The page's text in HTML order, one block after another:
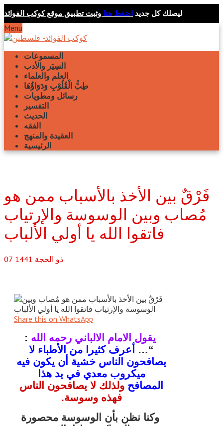
ليصلك كل جديد اضغط هنا وثبت تطبيق موقع كوكب الفوائد
Menu
المسموعات
السِيَر والأدب
العلم والعلماء
طِبُّ الْقُلُوْبِ وَدَوَاؤُهَا
رسائل ومطويات
التفسير
الحديث
الفقه
العقيدة والمنهج
الرئيسية
فَرْقٌ بين الأخذ بالأسباب ممن هو
مُصاب وبين الوسوسة والإرتياب
فاتقوا الله يا أولي الألباب
07 ذو الحجة 1441
Share this on WhatsApp
يقول الامام الالباني رحمه الله :
“…
أعرف كثيرا من الأطباء لا
يصافحون الناس خشية أن يكون فيه
ميكروب معدي في يد هذا
المصافح ولذلك لا يصافحون الناس
فهذه وسوسة.
وكنا نظن بأن الوسوسة محصورة